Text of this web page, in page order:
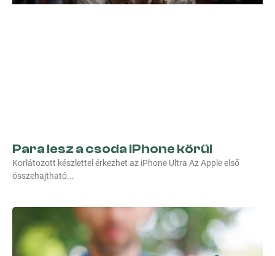
Para lesz a csoda iPhone körül
Korlátozott készlettel érkezhet az iPhone Ultra Az Apple első
összehajtható